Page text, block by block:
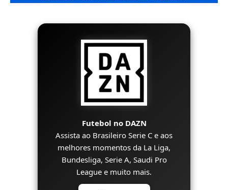
Futebol no DAZN
Assista ao Brasileiro Serie C e aos
melhores momentos da La Liga,
Bundesliga, Serie A, Saudi Pro
League e muito mais.